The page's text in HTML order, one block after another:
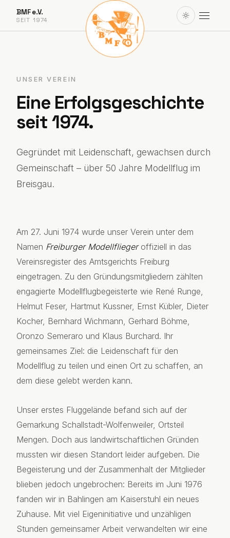
BMF e.V.
SEIT 1974
UNSER VEREIN
Eine Erfolgsgeschichte
seit 1974.
Gegründet mit Leidenschaft, gewachsen durch
Gemeinschaft – über 50 Jahre Modellflug im
Breisgau.
Am 27. Juni 1974 wurde unser Verein unter dem
Namen Freiburger Modellfliegeroffiziell in das
Vereinsregister des Amtsgerichts Freiburg
eingetragen. Zu den Gründungsmitgliedern zählten
engagierte Modellflugbegeisterte wie René Runge,
Helmut Feser, Hartmut Kussner, Ernst Kübler, Dieter
Kocher, Bernhard Wichmann, Gerhard Böhme,
Oronzo Semeraro und Klaus Burchard. Ihr
gemeinsames Ziel: die Leidenschaft für den
Modellflug zu teilen und einen Ort zu schaffen, an
dem diese gelebt werden kann.
Unser erstes Fluggelände befand sich auf der
Gemarkung Schallstadt-Wolfenweiler, Ortsteil
Mengen. Doch aus landwirtschaftlichen Gründen
mussten wir diesen Standort leider aufgeben. Die
Begeisterung und der Zusammenhalt der Mitglieder
blieben jedoch ungebrochen: Bereits im Juni 1976
fanden wir in Bahlingen am Kaiserstuhl ein neues
Zuhause. Mit viel Eigeninitiative und unzähligen
Stunden gemeinsamer Arbeit verwandelten wir eine